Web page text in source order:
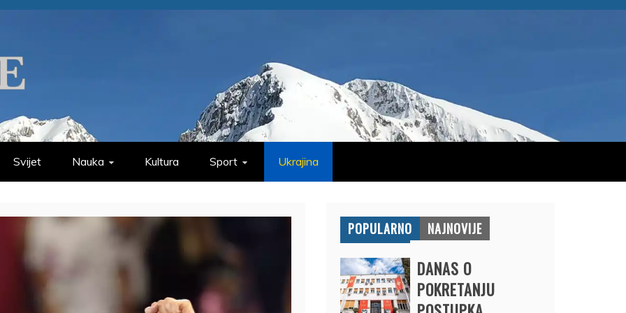
Svijet Nauka Kultura Sport Ukrajina
POPULARNO NAJNOVIJE
DANAS O
POKRETANJU